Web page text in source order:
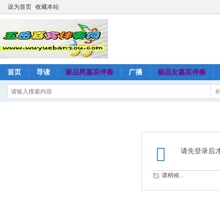
设为首页 收藏本站
首页 导读 极品男嘉宾伴奏 广播 极品女嘉宾伴奏
请先登录后
请稍候...